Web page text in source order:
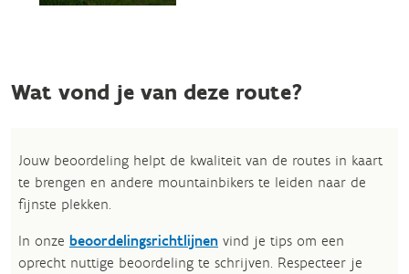
Wat vond je van deze route?
Jouw beoordeling helpt de kwaliteit van de routes in kaart
te brengen en andere mountainbikers te leiden naar de
fijnste plekken.
In onze beoordelingsrichtlijnen vind je tips om een
oprecht nuttige beoordeling te schrijven. Respecteer je